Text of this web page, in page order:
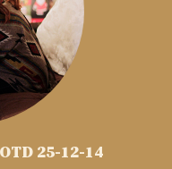
25-12-14